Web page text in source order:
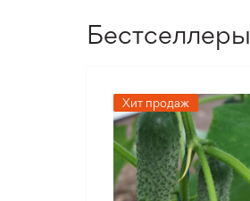
Бестселлеры
Хит продаж